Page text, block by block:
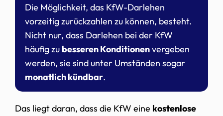
Die Möglichkeit, das KfW-Darlehen
vorzeitig zurückzahlen zu können, besteht.
Nicht nur, dass Darlehen bei der KfW
häufig zu besseren Konditionenvergeben
werden, sie sind unter Umständen sogar
monatlich kündbar.
Das liegt daran, dass die KfW eine kostenlose